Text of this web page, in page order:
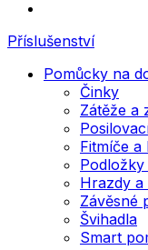
Příslušenství
Pomůcky na
Činky
Zátěže a
Fitmíče
Hrazdy a
Závěsné
Švihadla
Smart